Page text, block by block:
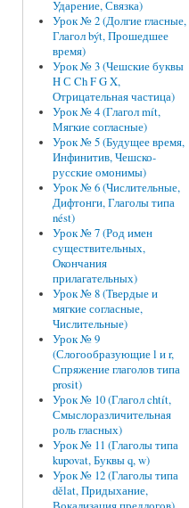
Ударение, Связка)
Урок № 2 (Долгие гласные,
Глагол být, Прошедшее
время)
Урок № 3 (Чешские буквы
H С Ch F G X,
Отрицательная частица)
Урок № 4 (Глагол mít,
Мягкие согласные)
Урок № 5 (Будущее время,
Инфинитив, Чешско-
русские омонимы)
Урок № 6 (Числительные,
Дифтонги, Глаголы типа
nést)
Урок № 7 (Род имен
существительных,
Окончания
прилагательных)
Урок № 8 (Твердые и
мягкие согласные,
Числительные)
Урок № 9
(Слогообразующие l и r,
Спряжение глаголов типа
prosit)
Урок № 10 (Глагол chtít,
Смыслоразличительная
роль гласных)
Урок № 11 (Глаголы типа
kupovat, Буквы q, w)
Урок № 12 (Глаголы типа
dělat, Придыхание,